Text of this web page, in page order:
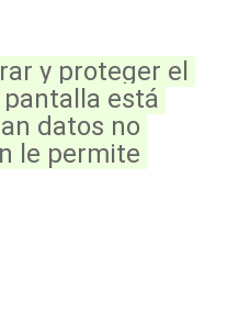
y proteger el
está
datos no
le permite